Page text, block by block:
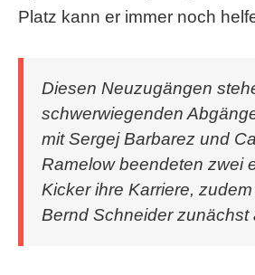
Platz kann er immer noch
Diesen Neuzugängen
schwerwiegenden
mit Sergej Barbarez und
Ramelow beendeten zwei
Kicker ihre Karriere,
Bernd Schneider zunächst